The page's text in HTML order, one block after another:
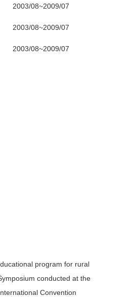
2003/08~2009/07
2003/08~2009/07
2003/08~2009/07
program for rural
conducted at the
Convention